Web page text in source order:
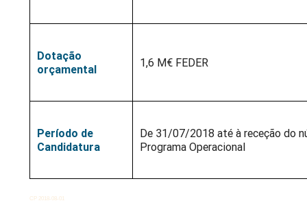
Dotação
orçamental
1,6 M€ FEDER
Período de
Candidatura
De 31/07/2018 até à receção do
Programa Operacional
CP 2018-08-01